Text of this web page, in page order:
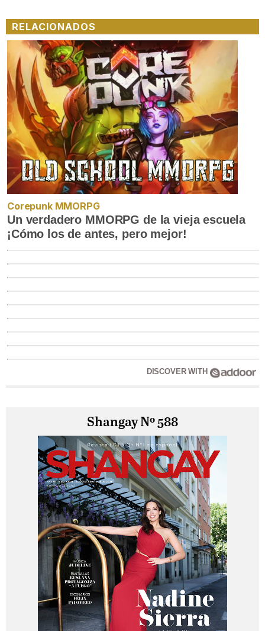
RELACIONADOS
Corepunk MMORPG
Un verdadero MMORPG de la vieja escuela
¡Cómo los de antes, pero mejor!
DISCOVER WITH
Shangay Nº 588